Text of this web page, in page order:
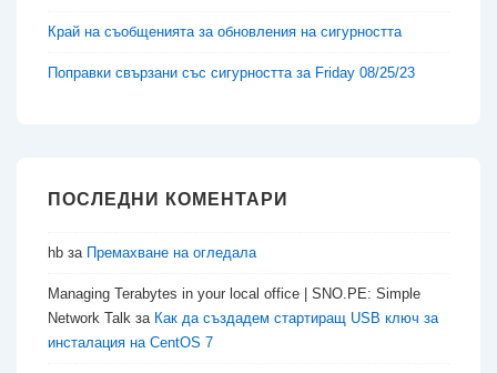
Край на съобщенията за обновления на сигурността
Поправки свързани със сигурността за Friday 08/25/23
ПОСЛЕДНИ КОМЕНТАРИ
hb за Премахване на огледала
Managing Terabytes in your local office | SNO.PE: Simple
Network Talk за Как да създадем стартиращ USB ключ за
инсталация на CentOS 7